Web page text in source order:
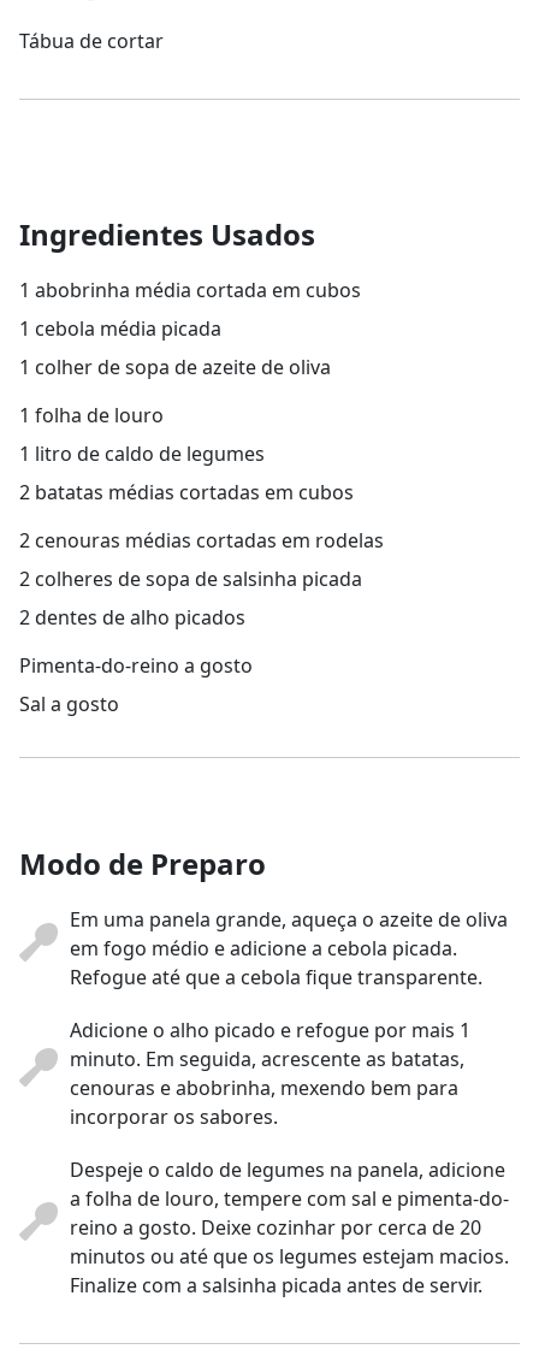
Tábua de cortar
Ingredientes Usados
1 abobrinha média cortada em cubos
1 cebola média picada
1 colher de sopa de azeite de oliva
1 folha de louro
1 litro de caldo de legumes
2 batatas médias cortadas em cubos
2 cenouras médias cortadas em rodelas
2 colheres de sopa de salsinha picada
2 dentes de alho picados
Pimenta-do-reino a gosto
Sal a gosto
Modo de Preparo
Em uma panela grande, aqueça o azeite de oliva
em fogo médio e adicione a cebola picada.
Refogue até que a cebola fique transparente.
Adicione o alho picado e refogue por mais 1
minuto. Em seguida, acrescente as batatas,
cenouras e abobrinha, mexendo bem para
incorporar os sabores.
Despeje o caldo de legumes na panela, adicione
a folha de louro, tempere com sal e pimenta-do-
reino a gosto. Deixe cozinhar por cerca de 20
minutos ou até que os legumes estejam macios.
Finalize com a salsinha picada antes de servir.